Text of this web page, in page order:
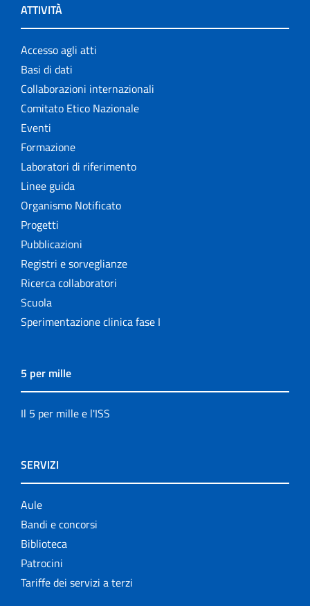
ATTIVITÀ
Accesso agli atti
Basi di dati
Collaborazioni internazionali
Comitato Etico Nazionale
Eventi
Formazione
Laboratori di riferimento
Linee guida
Organismo Notificato
Progetti
Pubblicazioni
Registri e sorveglianze
Ricerca collaboratori
Scuola
Sperimentazione clinica fase I
5 per mille
Il 5 per mille e l'ISS
SERVIZI
Aule
Bandi e concorsi
Biblioteca
Patrocini
Tariffe dei servizi a terzi